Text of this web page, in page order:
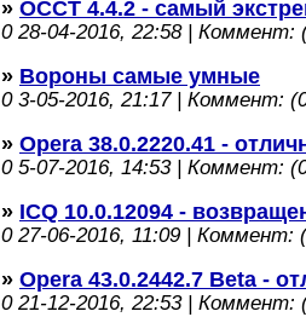
» OCCT 4.4.2 - самый
028-04-2016, 22:58 | Коммент:
» Вороны самые умные
03-05-2016, 21:17 | Коммент:
» Opera 38.0.2220.41 -
05-07-2016, 14:53 | Коммент:
» ICQ 10.0.12094 -
027-06-2016, 11:09 | Коммент:
» Opera 43.0.2442.7 Beta -
021-12-2016, 22:53 | Коммент: